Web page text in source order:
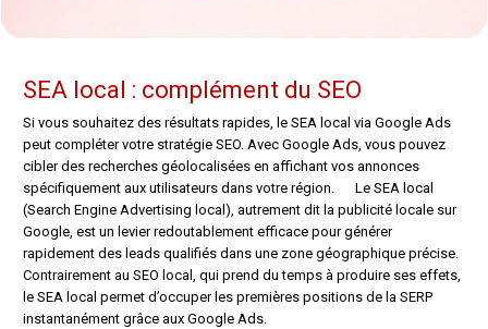
SEA local : complément du SEO
Si vous souhaitez des résultats rapides, le SEA local via Google Ads
peut compléter votre stratégie SEO. Avec Google Ads, vous pouvez
cibler des recherches géolocalisées en affichant vos annonces
spécifiquement aux utilisateurs dans votre région. Le SEA local
(Search Engine Advertising local), autrement dit la publicité locale sur
Google, est un levier redoutablement efficace pour générer
rapidement des leads qualifiés dans une zone géographique précise.
Contrairement au SEO local, qui prend du temps à produire ses effets,
le SEA local permet d’occuper les premières positions de la SERP
instantanément grâce aux Google Ads.